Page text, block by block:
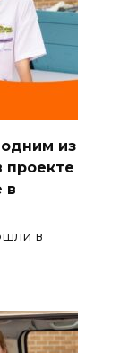
из
проекте
в
в